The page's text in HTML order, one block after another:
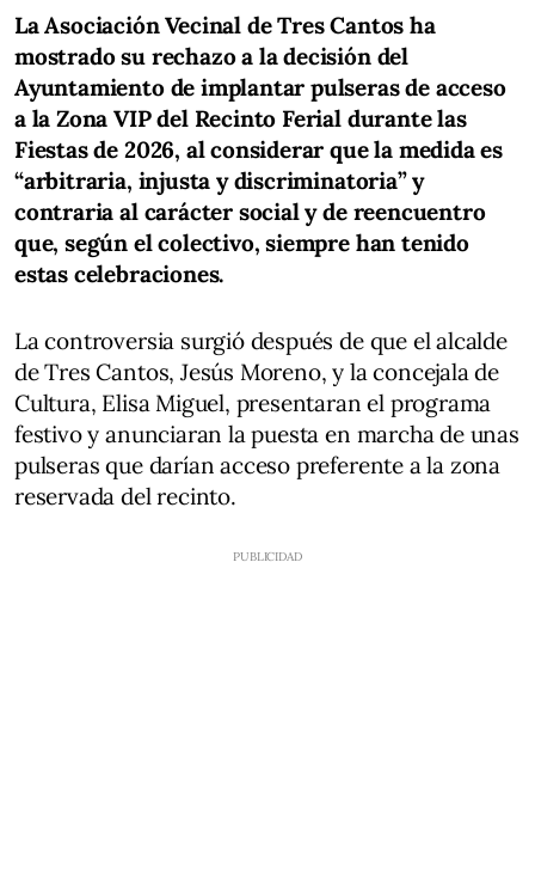
La Asociación Vecinal de Tres Cantos ha
mostrado su rechazo a la decisión del
Ayuntamiento de implantar pulseras de acceso
a la Zona VIP del Recinto Ferial durante las
Fiestas de 2026, al considerar que la medida es
“arbitraria, injusta y discriminatoria” y
contraria al carácter social y de reencuentro
que, según el colectivo, siempre han tenido
estas celebraciones.
La controversia surgió después de que el alcalde
de Tres Cantos, Jesús Moreno, y la concejala de
Cultura, Elisa Miguel, presentaran el programa
festivo y anunciaran la puesta en marcha de unas
pulseras que darían acceso preferente a la zona
reservada del recinto.